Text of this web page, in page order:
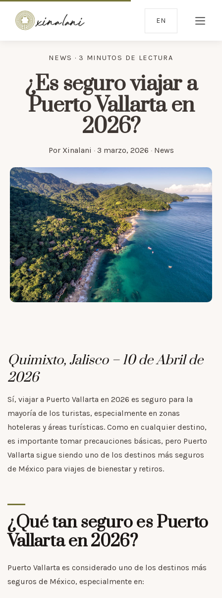
EN
NEWS · 3 MINUTOS DE LECTURA
¿Es seguro viajar a
Puerto Vallarta en
2026?
Por Xinalani · 3 marzo, 2026 · News
Quimixto, Jalisco – 10 de Abril de
2026
Sí, viajar a Puerto Vallarta en 2026 es seguro para la
mayoría de los turistas, especialmente en zonas
hoteleras y áreas turísticas. Como en cualquier destino,
es importante tomar precauciones básicas, pero Puerto
Vallarta sigue siendo uno de los destinos más seguros
de México para viajes de bienestar y retiros.
¿Qué tan seguro es Puerto
Vallarta en 2026?
Puerto Vallarta es considerado uno de los destinos más
seguros de México, especialmente en: